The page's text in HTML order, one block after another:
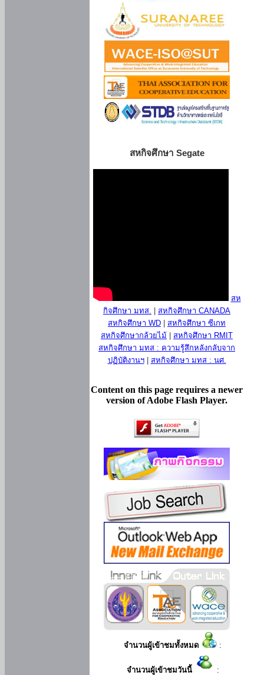
สหกิจศึกษา Segate
สห
กิจศึกษา มทส.
สหกิจศึกษา CANADA
สหกิจศึกษา WD
สหกิจศึกษา ซีเกท
สหกิจศึกษากล้วยไม้
สหกิจศึกษา RMIT
สหกิจศึกษา มทส : ความรู้สึกหลังกลับจาก
ปฏิบัติงานฯ| สหกิจศึกษา มทส : นศ.
Content on this page requires a newer
version of Adobe Flash Player.
จำนวนผู้เข้าชมทั้งหมด :
จำนวนผู้เข้าชมวันนี้ :